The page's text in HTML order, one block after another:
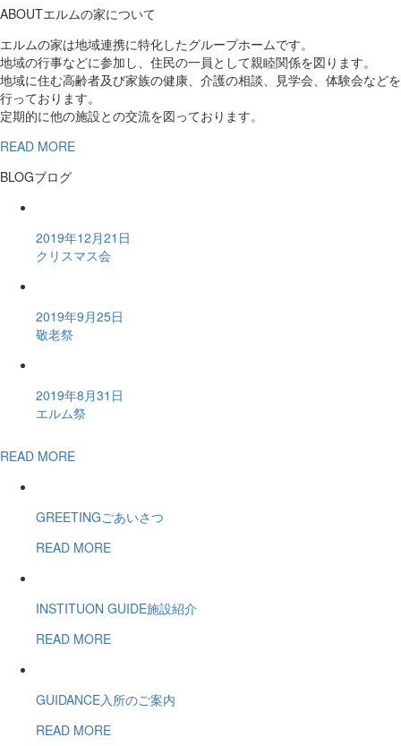
ABOUTエルムの家について
エルムの家は地域連携に特化したグループホームです。
地域の行事などに参加し、住民の一員として親睦関係を図ります。
地域に住む高齢者及び家族の健康、介護の相談、見学会、体験会などを
行っております。
定期的に他の施設との交流を図っております。
READ MORE
BLOGブログ
2019年12月21日
クリスマス会
2019年9月25日
敬老祭
2019年8月31日
エルム祭
READ MORE
GREETINGごあいさつ
READ MORE
INSTITUON GUIDE施設紹介
READ MORE
GUIDANCE入所のご案内
READ MORE